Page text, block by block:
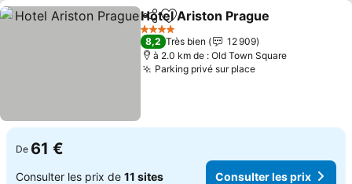
PartagerAjouter à mes favoris
Hotel Ariston Prague
4 Étoiles
8,2 Très bien
12 909
à 2.0 km de : Old Town Square
Parking privé sur placeConsulter les
De 61 €
Consulter les prix de 11 sites Consulter les prix